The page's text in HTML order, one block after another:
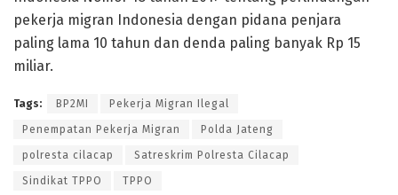
pekerja migran Indonesia dengan pidana penjara
paling lama 10 tahun dan denda paling banyak Rp 15
miliar.
Tags: BP2MI Pekerja Migran Ilegal
Penempatan Pekerja Migran Polda Jateng
polresta cilacap Satreskrim Polresta Cilacap
Sindikat TPPO TPPO